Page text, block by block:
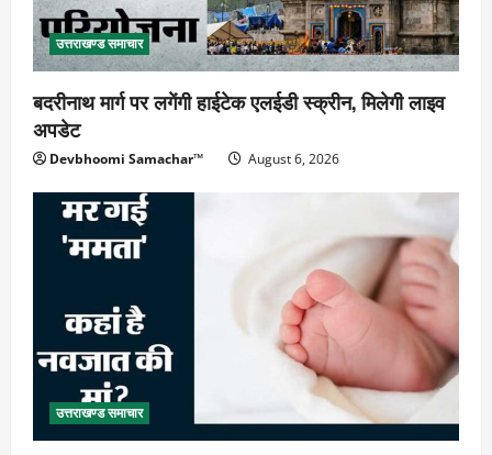
उत्तराखण्ड समाचार
बदरीनाथ मार्ग पर लगेंगी हाईटेक एलईडी स्क्रीन, मिलेगी लाइव
अपडेट
Devbhoomi Samachar™ August 6, 2026
उत्तराखण्ड समाचार